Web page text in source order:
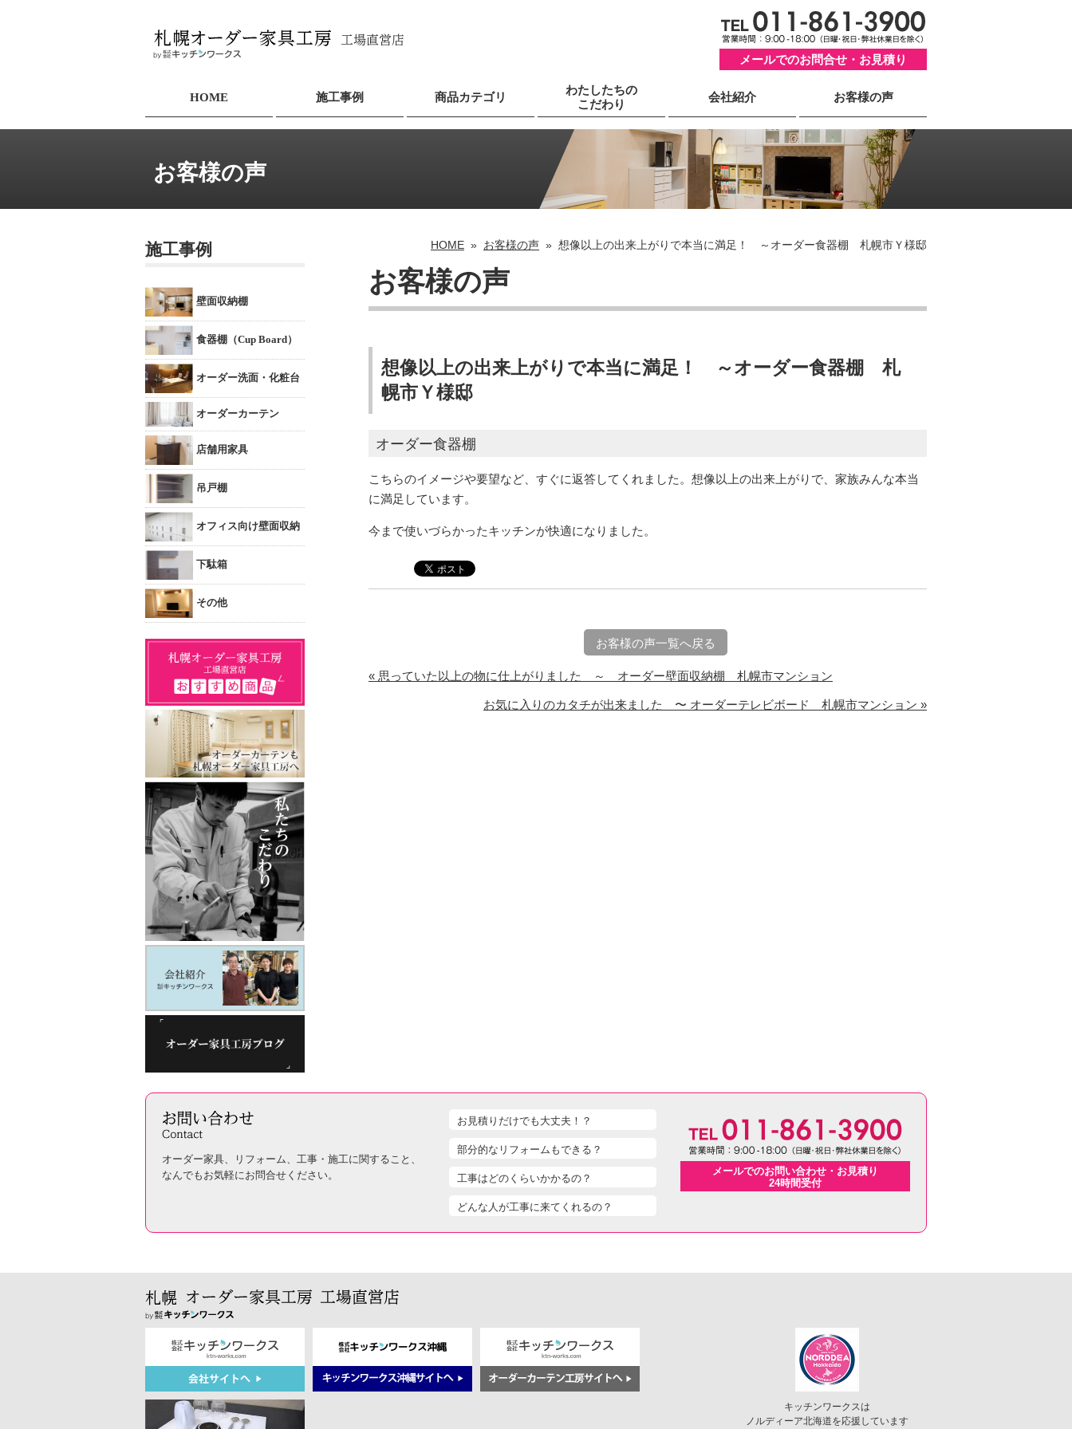
メールでのお問合せ・お見積り
HOME 施工事例 商品カテゴリ
わたしたちの
こだわり
会社紹介 お客様の声
お客様の声
HOME » お客様の声 » 想像以上の出来上がりで本当に満足！ ～オーダー食器棚 札幌市Ｙ様邸
お客様の声
想像以上の出来上がりで本当に満足！ ～オーダー食器棚 札
幌市Ｙ様邸
オーダー食器棚
こちらのイメージや要望など、すぐに返答してくれました。想像以上の出来上がりで、家族みんな本当
に満足しています。
今まで使いづらかったキッチンが快適になりました。
お客様の声一覧へ戻る
« 思っていた以上の物に仕上がりました ～ オーダー壁面収納棚 札幌市マンション
お気に入りのカタチが出来ました 〜 オーダーテレビボード 札幌市マンション »
施工事例
壁面収納棚
食器棚（Cup Board）
オーダー洗面・化粧台
オーダーカーテン
店舗用家具
吊戸棚
オフィス向け壁面収納
下駄箱
その他
オーダー家具、リフォーム、工事・施工に関すること、
なんでもお気軽にお問合せください。
お見積りだけでも大丈夫！？
部分的なリフォームもできる？
工事はどのくらいかかるの？
どんな人が工事に来てくれるの？
メールでのお問い合わせ・お見積り
24時間受付
キッチンワークスは
ノルディーア北海道を応援しています